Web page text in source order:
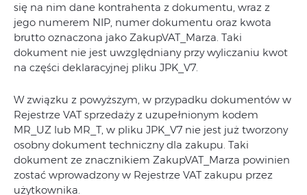
się na nim dane kontrahenta z dokumentu, wraz z
jego numerem NIP, numer dokumentu oraz kwota
brutto oznaczona jako ZakupVAT_Marza. Taki
dokument nie jest uwzględniany przy wyliczaniu kwot
na części deklaracyjnej pliku JPK_V7.
W związku z powyższym, w przypadku dokumentów w
Rejestrze VAT sprzedaży z uzupełnionym kodem
MR_UZ lub MR_T, w pliku JPK_V7 nie jest już tworzony
osobny dokument techniczny dla zakupu. Taki
dokument ze znacznikiem ZakupVAT_Marza powinien
zostać wprowadzony w Rejestrze VAT zakupu przez
użytkownika.